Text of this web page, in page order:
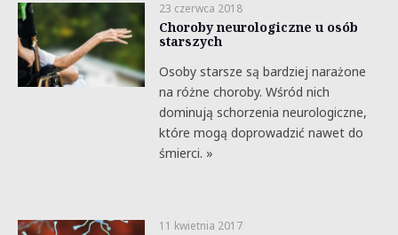
23 czerwca 2018
Choroby neurologiczne u osób
starszych
Osoby starsze są bardziej narażone
na różne choroby. Wśród nich
dominują schorzenia neurologiczne,
które mogą doprowadzić nawet do
śmierci. »
11 kwietnia 2017